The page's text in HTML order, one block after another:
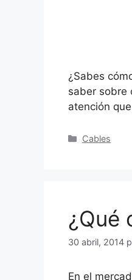
¿Sabes
saber sobre
atención
Categorías
Cables
¿Qué
30 abril, 2014
En el